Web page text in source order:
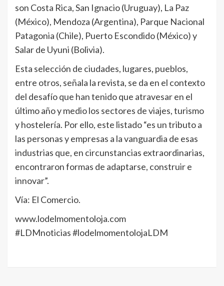
son Costa Rica, San Ignacio (Uruguay), La Paz
(México), Mendoza (Argentina), Parque Nacional
Patagonia (Chile), Puerto Escondido (México) y
Salar de Uyuni (Bolivia).
Esta selección de ciudades, lugares, pueblos,
entre otros, señala la revista, se da en el contexto
del desafío que han tenido que atravesar en el
último año y medio los sectores de viajes, turismo
y hostelería. Por ello, este listado “es un tributo a
las personas y empresas a la vanguardia de esas
industrias que, en circunstancias extraordinarias,
encontraron formas de adaptarse, construir e
innovar”.
Vía: El Comercio.
www.lodelmomentoloja.com
#LDMnoticias #lodelmomentolojaLDM